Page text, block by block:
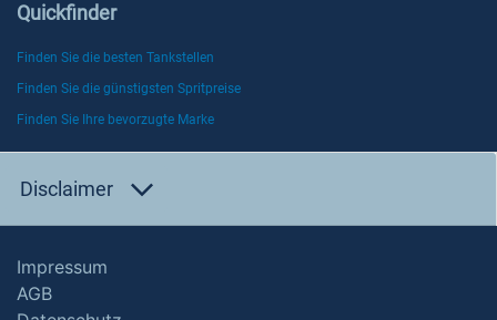
Quickfinder
Finden Sie die besten Tankstellen
Finden Sie die günstigsten Spritpreise
Finden Sie Ihre bevorzugte Marke
Disclaimer
Impressum
AGB